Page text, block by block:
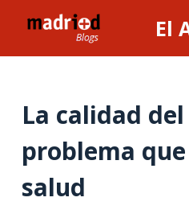
l
El
La calidad
problema
salud